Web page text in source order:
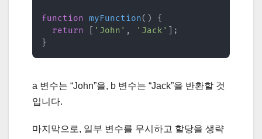
function myFunction( )
{
return
'John' , 'Jack'
;
}
a 변수는 “John”을, b 변수는 “Jack”을 반환할 것
입니다.
마지막으로, 일부 변수를 무시하고 할당을 생략